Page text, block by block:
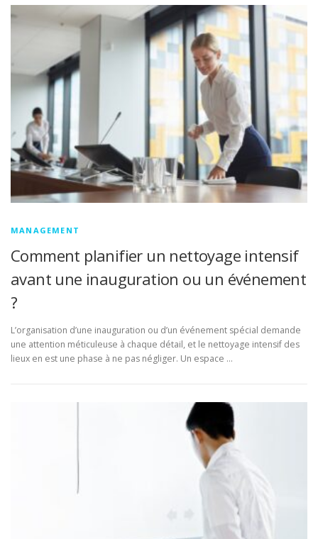
MANAGEMENT
Comment planifier un nettoyage intensif
avant une inauguration ou un événement
?
L’organisation d’une inauguration ou d’un événement spécial demande
une attention méticuleuse à chaque détail, et le nettoyage intensif des
lieux en est une phase à ne pas négliger. Un espace …